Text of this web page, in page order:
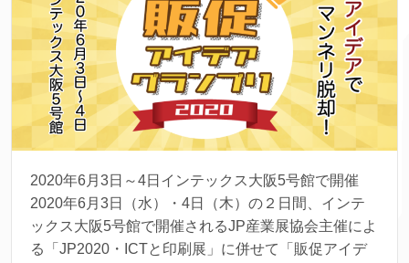
2020年6月3日～4日インテックス大阪5号館で開催
2020年6月3日（水）・4日（木）の２日間、インテ
ックス大阪5号館で開催されるJP産業展協会主催によ
る「JP2020・ICTと印刷展」に併せて「販促アイデ